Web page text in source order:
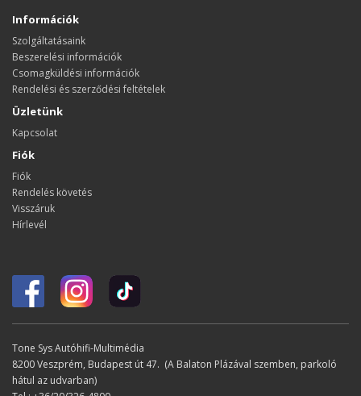
Információk
Szolgáltatásaink
Beszerelési információk
Csomagküldési információk
Rendelési és szerződési feltételek
Üzletünk
Kapcsolat
Fiók
Fiók
Rendelés követés
Visszáruk
Hírlevél
Tone Sys Autóhifi-Multimédia
8200 Veszprém, Budapest út 47. (A Balaton Plázával szemben, parkoló
hátul az udvarban)